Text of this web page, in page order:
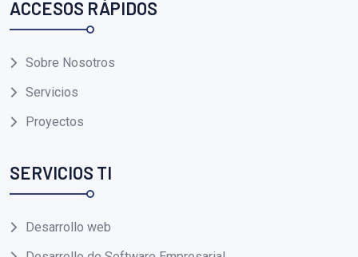
ACCESOS RÁPIDOS
Sobre Nosotros
Servicios
Proyectos
SERVICIOS TI
Desarrollo web